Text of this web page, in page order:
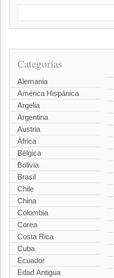
Categorías
Alemania
América Hispánica
Argelia
Argentina
Austria
África
Bélgica
Bolivia
Brasil
Chile
China
Colombia
Corea
Costa Rica
Cuba
Ecuador
Edad Antigua